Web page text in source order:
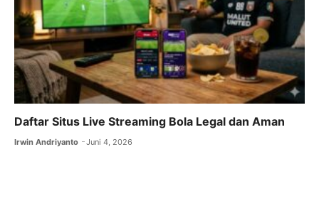
Daftar Situs Live Streaming Bola Legal dan Aman
Irwin Andriyanto Juni 4, 2026